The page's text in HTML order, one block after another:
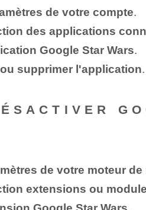
de votre compte.
des applications
Google Star Wars.
supprimer l'application.
de votre moteur de
extensions ou